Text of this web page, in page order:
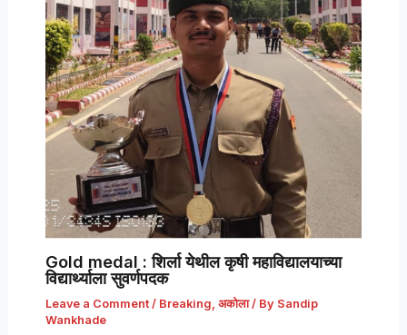
Gold medal : शिर्ला येथील कृषी महाविद्यालयाच्या
विद्यार्थ्याला सुवर्णपदक
Leave a Comment / Breaking, अकोला/ By Sandip
Wankhade